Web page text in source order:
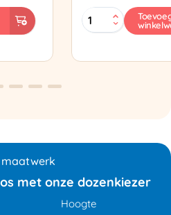
Zapak
ZP97
maatwerk
met onze dozenkiezer
Hoogte